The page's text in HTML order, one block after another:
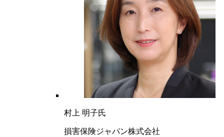
村上 明子氏
損害保険ジャパン株式会社